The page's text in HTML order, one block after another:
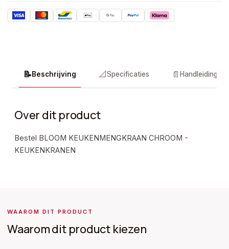
📝Beschrijving 📐Specificaties 📄 Handleidingen
Over dit product
Bestel BLOOM KEUKENMENGKRAAN CHROOM -
KEUKENKRANEN
WAAROM DIT PRODUCT
Waarom dit product kiezen